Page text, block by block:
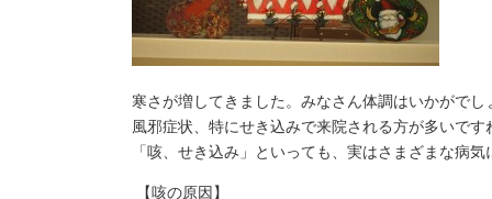
寒さが増してきました。みなさん体調はいかがでし
風邪症状、特にせき込みで来院される方が多いです
「咳、せき込み」といっても、実はさまざまな病
【咳の原因】